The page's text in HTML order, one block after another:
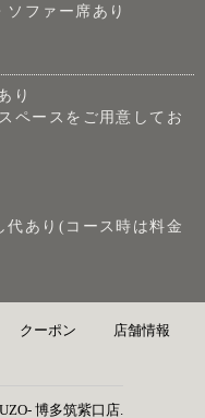
ファー席あり
り
ペースをご用意してお
あり(コース時は料金
クーポン 店舗情報
博多筑紫口店.